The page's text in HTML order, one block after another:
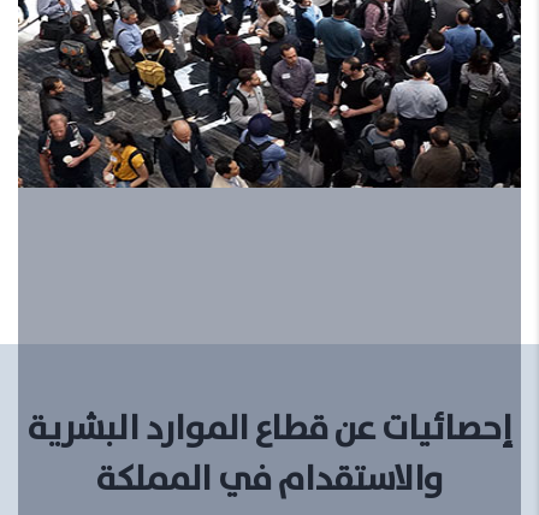
HRALS EXPO 2024 ملتقي
ومعرض الموارد البشرية
الموسم الخامس
إحصائيات عن قطاع الموارد البشرية
والاستقدام في المملكة